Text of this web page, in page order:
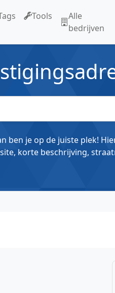
Tools
Alle
bedrijven
ben je op de juiste plek!
korte beschrijving,